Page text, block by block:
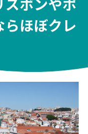
ほぼクレ